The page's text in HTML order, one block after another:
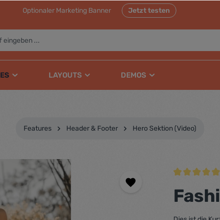
Optionaler Marketing Banner Jetzt testen
LAYOUTS DEMOS
Features Header & Footer Hero Sektion (Video)